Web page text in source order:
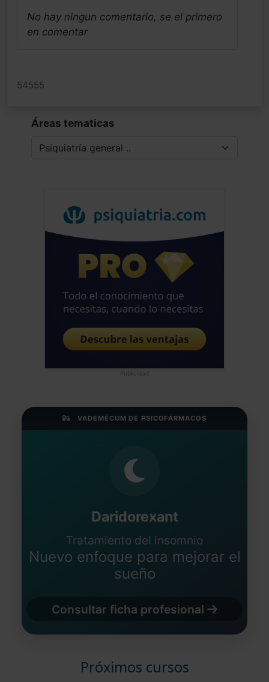
No hay ningun comentario, se el primero
en comentar
54555
Áreas tematicas
Publicidad
VADEMÉCUM DE PSICOFÁRMACOS
Daridorexant
Tratamiento del insomnio
Nuevo enfoque para mejorar el
sueño
Consultar ficha profesional
Próximos cursos